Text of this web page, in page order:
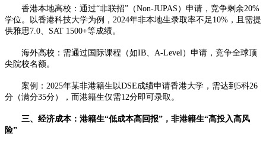
香港本地高校：通过“非联招”（Non-JUPAS）申请，竞争剩余20%
学位。以香港科技大学为例，2024年非本地生录取率不足10%，且需提
供雅思7.0、SAT 1500+等成绩。
海外高校：需通过国际课程（如IB、A-Level）申请，竞争全球顶
尖院校名额。
案例：2025年某非港籍生以DSE成绩申请香港大学，需达到5科26
分（满分35分），而港籍生仅需12分即可录取。
三、经济成本：港籍生“低成本高回报”，非港籍生“高投入高风
险”